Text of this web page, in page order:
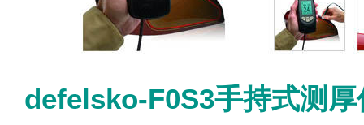
defelsko-F0S3手持式测厚